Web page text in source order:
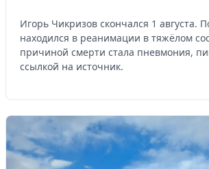
Игорь Чикризов скончался 1 августа.
находился в реанимации в тяжёлом
причиной смерти стала пневмония,
ссылкой на источник.